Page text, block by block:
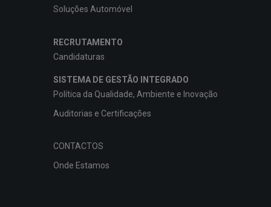
Soluções Automóvel
RECRUTAMENTO
Candidaturas
SISTEMA DE GESTÃO INTEGRADO
Política da Qualidade, Ambiente e Inovação
Auditorias e Certificações
CONTACTOS
Onde Estamos